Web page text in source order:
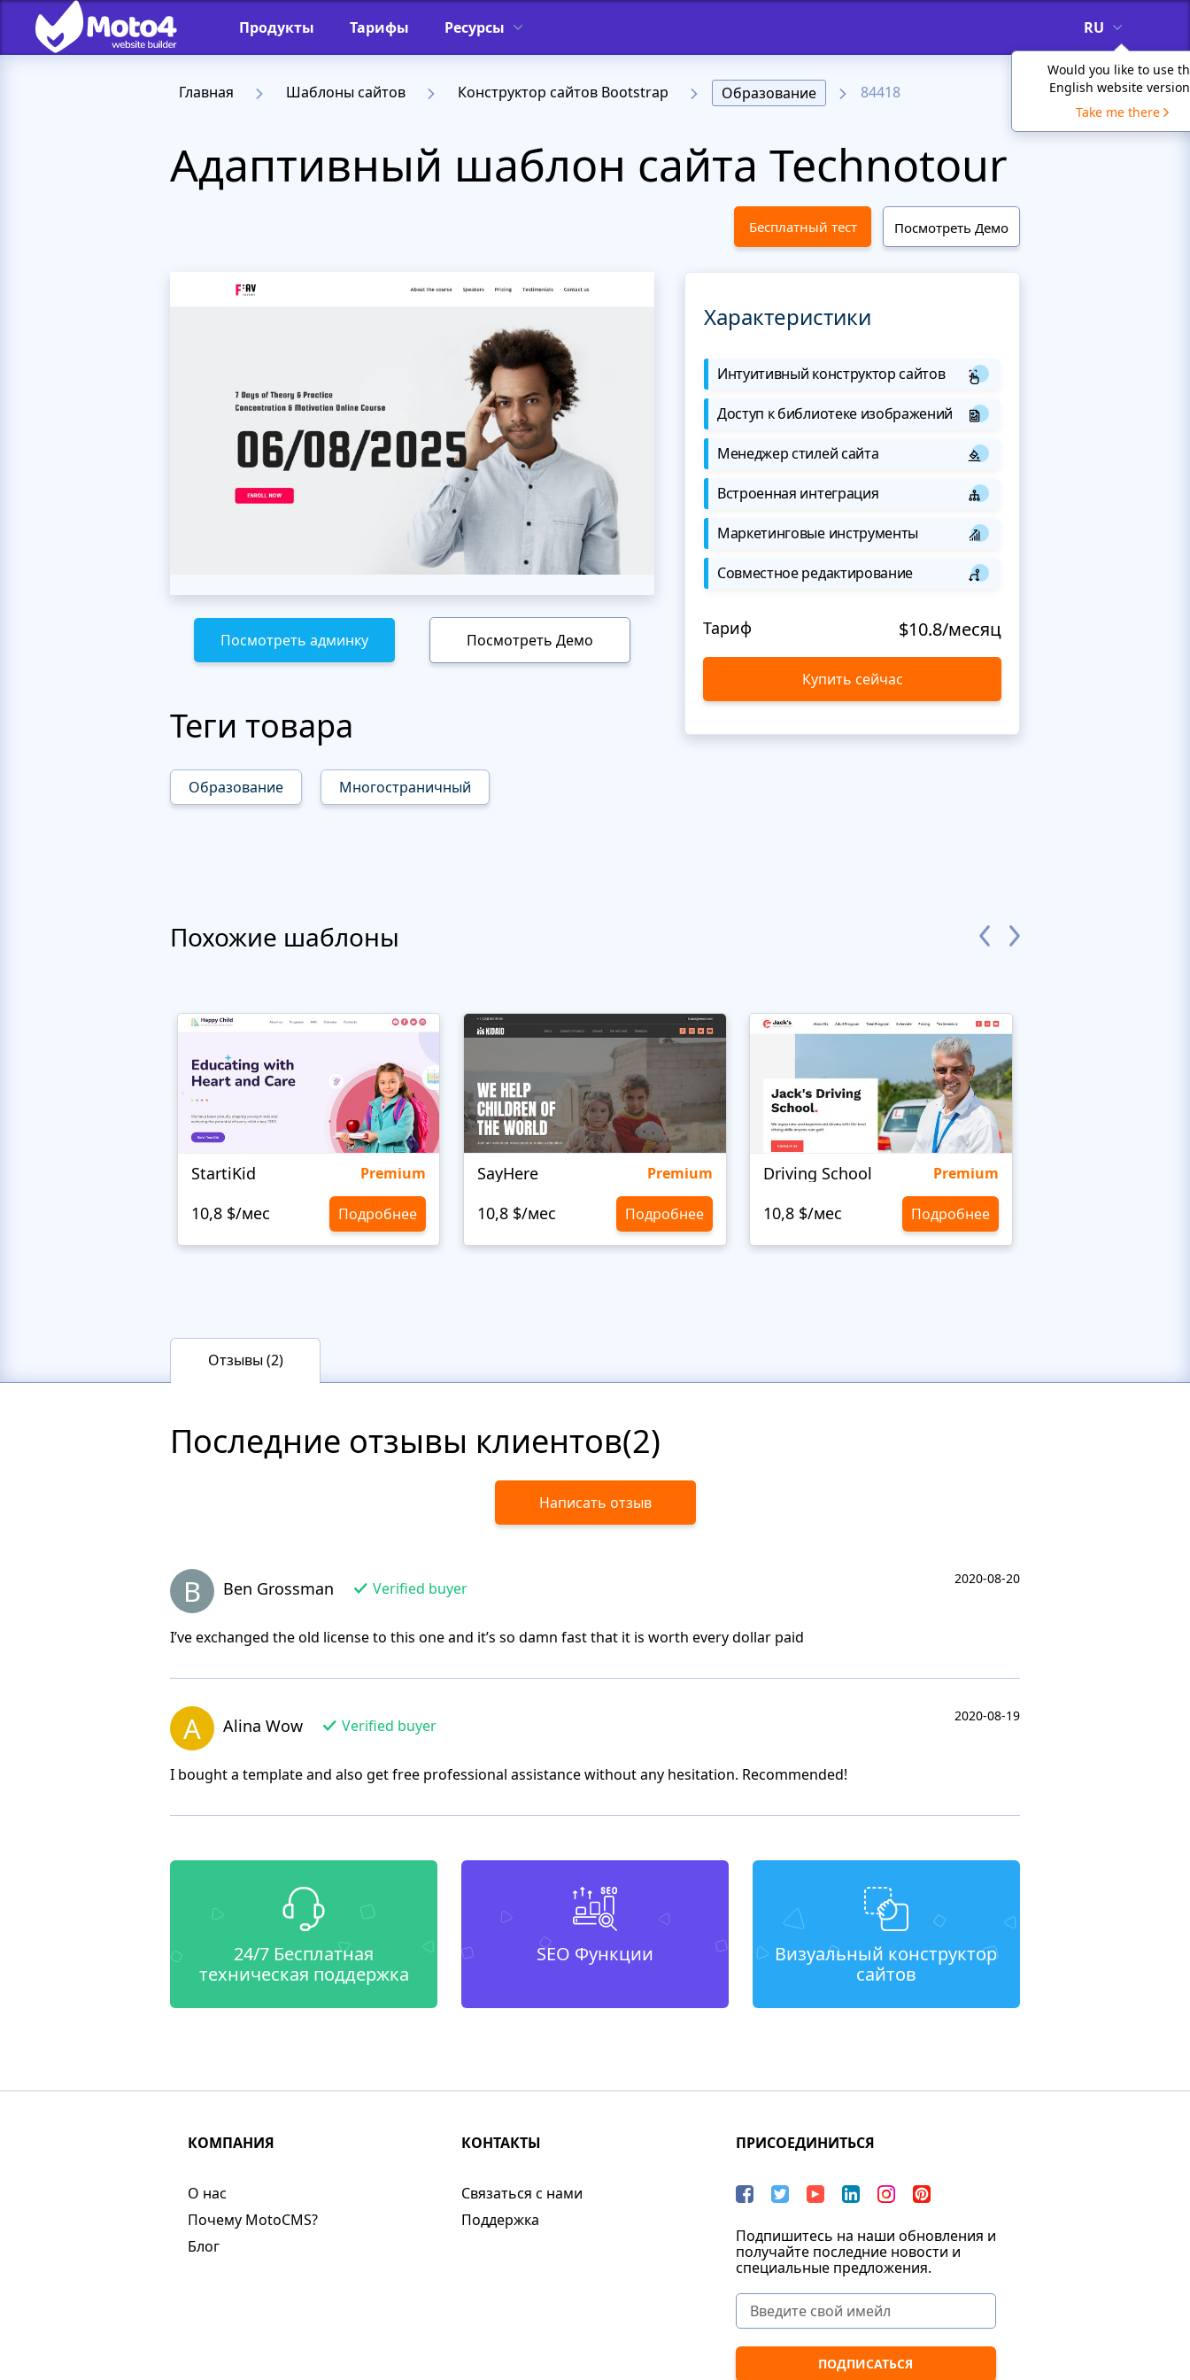
Продукты Тарифы Ресурсы RU
Would you like to use
English website
Take me there
Главная Шаблоны сайтов Конструктор сайтов Bootstrap Образование 84418
Адаптивный шаблон сайта Technotour
Бесплатный тест Посмотреть Демо
Посмотреть админку Посмотреть Демо
Теги товара
Образование Многостраничный
Характеристики
Интуитивный конструктор сайтов
Доступ к библиотеке изображений
Менеджер стилей сайта
Встроенная интеграция
Маркетинговые инструменты
Совместное редактирование
Тариф $10.8/месяц
Купить сейчас
Похожие шаблоны
StartiKid Premium
10,8 $/мес Подробнее
SayHere Premium
10,8 $/мес Подробнее
Driving School Premium
10,8 $/мес Подробнее
Отзывы (2)
Последние отзывы клиентов(2)
Написать отзыв
B Ben Grossman Verified buyer
2020-08-20
I’ve exchanged the old license to this one and it’s so damn fast that it is worth every dollar paid
A Alina Wow Verified buyer
2020-08-19
I bought a template and also get free professional assistance without any hesitation. Recommended!
24/7 Бесплатная
техническая поддержка
SEO Функции
Визуальный конструктор
сайтов
КОМПАНИЯ
О нас​
Почему MotoCMS?
Блог
КОНТАКТЫ
Связаться с нами
Поддержка
ПРИСОЕДИНИТЬСЯ
Подпишитесь на наши обновления и
получайте последние новости и
специальные предложения.